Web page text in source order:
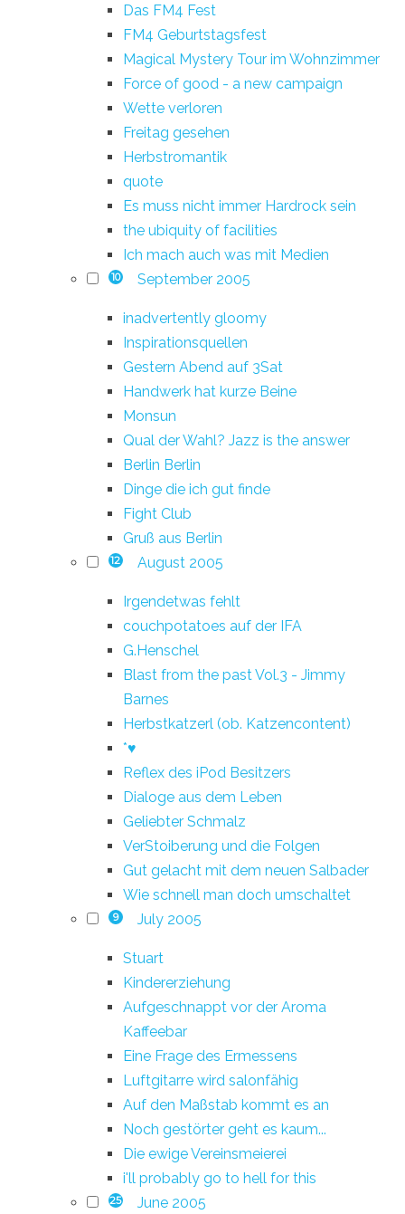
Das FM4 Fest
FM4 Geburtstagsfest
Magical Mystery Tour im Wohnzimmer
Force of good - a new campaign
Wette verloren
Freitag gesehen
Herbstromantik
quote
Es muss nicht immer Hardrock sein
the ubiquity of facilities
Ich mach auch was mit Medien
10 September 2005
inadvertently gloomy
Inspirationsquellen
Gestern Abend auf 3Sat
Handwerk hat kurze Beine
Monsun
Qual der Wahl? Jazz is the answer
Berlin Berlin
Dinge die ich gut finde
Fight Club
Gruß aus Berlin
12 August 2005
Irgendetwas fehlt
couchpotatoes auf der IFA
G.Henschel
Blast from the past Vol.3 - Jimmy
Barnes
Herbstkatzerl (ob. Katzencontent)
*♥
Reflex des iPod Besitzers
Dialoge aus dem Leben
Geliebter Schmalz
VerStoiberung und die Folgen
Gut gelacht mit dem neuen Salbader
Wie schnell man doch umschaltet
9 July 2005
Stuart
Kindererziehung
Aufgeschnappt vor der Aroma
Kaffeebar
Eine Frage des Ermessens
Luftgitarre wird salonfähig
Auf den Maßstab kommt es an
Noch gestörter geht es kaum...
Die ewige Vereinsmeierei
i'll probably go to hell for this
25 June 2005